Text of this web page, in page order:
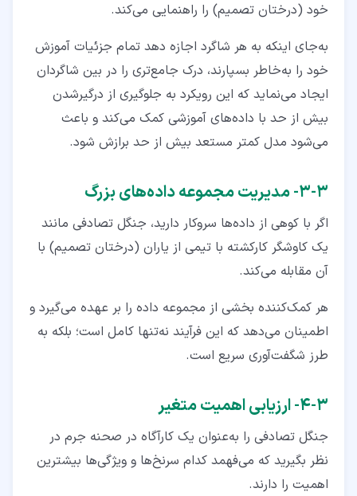
خود (درختان تصمیم) را راهنمایی می‌کند.
به‌جای اینکه به هر شاگرد اجازه دهد تمام جزئیات آموزش
خود را به‌خاطر بسپارند، درک جامع‌تری را در بین شاگردان
ایجاد می‌نماید که این رویکرد به جلوگیری از درگیرشدن
بیش از حد با داده‌های آموزشی کمک می‌کند و باعث
می‌شود مدل کمتر مستعد بیش از حد برازش شود.
۳‏-‏۳‏- مدیریت مجموعه داده‌های بزرگ
اگر با کوهی از داده‌ها سروکار دارید، جنگل تصادفی مانند
یک کاوشگر کارکشته با تیمی از یاران (درختان تصمیم) با
آن مقابله می‌کند.
هر کمک‌کننده بخشی از مجموعه داده را بر عهده می‌گیرد و
اطمینان می‌دهد که این فرآیند نه‌تنها کامل است؛ بلکه به
طرز شگفت‌آوری سریع است.
۳‏-‏۴‏- ارزیابی اهمیت متغیر
جنگل تصادفی را به‌عنوان یک کارآگاه در صحنه جرم در
نظر بگیرید که می‌فهمد کدام سرنخ‌ها و ویژگی‌ها بیشترین
اهمیت را دارند.